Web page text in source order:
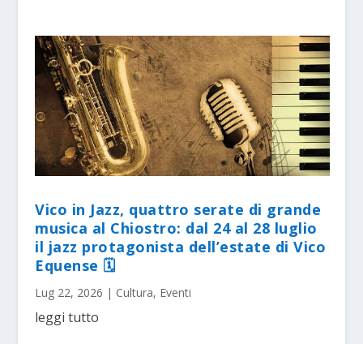
Vico in Jazz, quattro serate di grande
musica al Chiostro: dal 24 al 28 luglio
il jazz protagonista dell’estate di Vico
Equense 🗓
Lug 22, 2026 | Cultura, Eventi
leggi tutto